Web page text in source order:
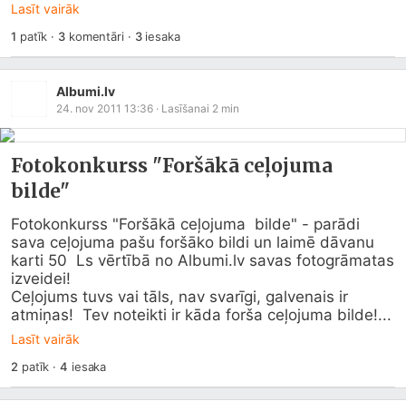
Lasīt vairāk
1 patīk · 3komentāri · 3iesaka
Albumi.lv
24. nov 2011 13:36 · Lasīšanai 2 min
Fotokonkurss "Foršākā ceļojuma
bilde"
Fotokonkurss "Foršākā ceļojuma  bilde" - parādi
sava ceļojuma pašu foršāko bildi un laimē dāvanu
karti 50  Ls vērtībā no Albumi.lv savas fotogrāmatas
izveidei!
Ceļojums tuvs vai tāls, nav svarīgi, galvenais ir
atmiņas!  Tev noteikti ir kāda forša ceļojuma bilde!...
Lasīt vairāk
2 patīk ·4 iesaka